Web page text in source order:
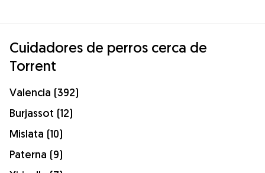
Cuidadores de perros cerca de
Torrent
Valencia (392)
Burjassot (12)
Mislata (10)
Paterna (9)